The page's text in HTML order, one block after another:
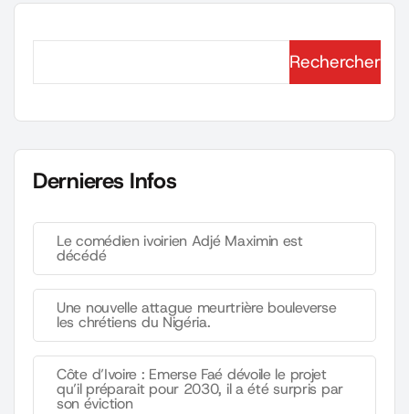
Rechercher
Dernieres Infos
Le comédien ivoirien Adjé Maximin est
décédé
Une nouvelle attague meurtrière bouleverse
les chrétiens du Nigéria.
Côte d’Ivoire : Emerse Faé dévoile le projet
qu’il préparait pour 2030, il a été surpris par
son éviction